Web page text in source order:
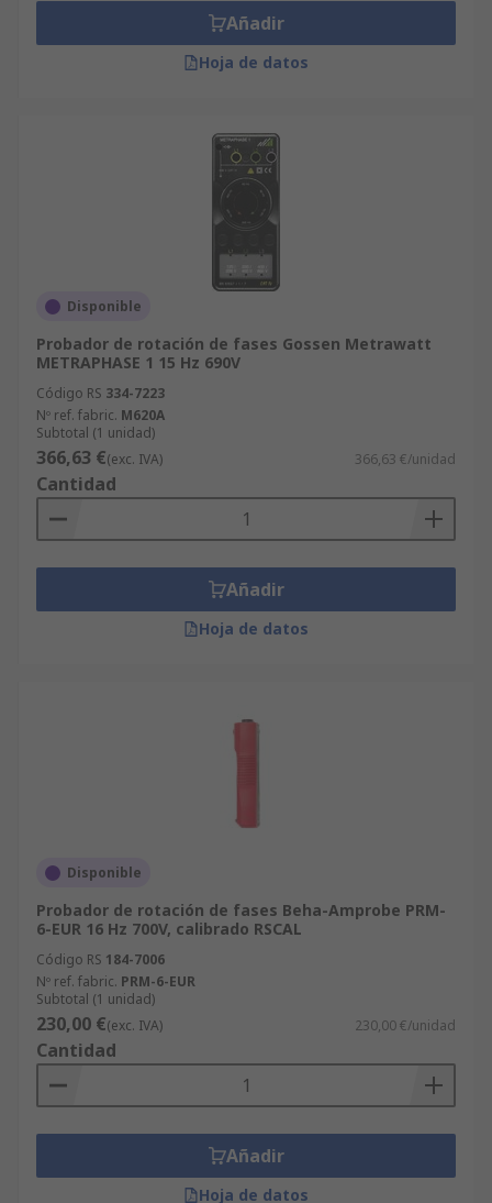
Añadir
Hoja de datos
Disponible
Probador de rotación de fases Gossen Metrawatt
METRAPHASE 1 15 Hz 690V
Código RS 334-7223
Nº ref. fabric. M620A
Subtotal (1 unidad)
366,63 €(exc. IVA) 366,63 €/unidad
Cantidad
Añadir
Hoja de datos
Disponible
Probador de rotación de fases Beha-Amprobe PRM-
6-EUR 16 Hz 700V, calibrado RSCAL
Código RS 184-7006
Nº ref. fabric. PRM-6-EUR
Subtotal (1 unidad)
230,00 €(exc. IVA) 230,00 €/unidad
Cantidad
Añadir
Hoja de datos